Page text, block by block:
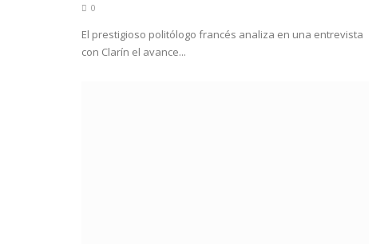
0
El prestigioso politólogo francés analiza en una entrevista
con Clarín el avance...